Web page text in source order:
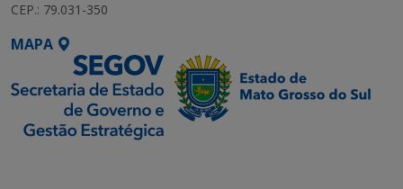
CEP.: 79.031-350
MAPA